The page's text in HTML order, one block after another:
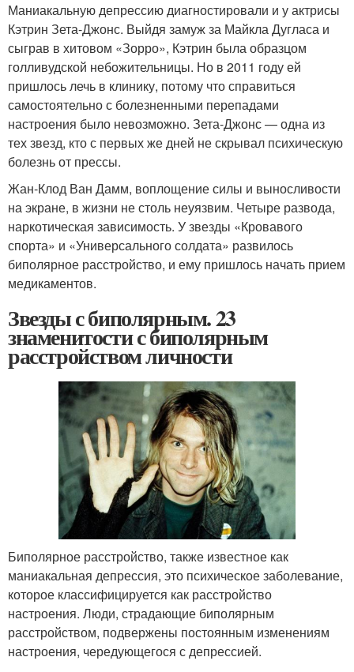
Маниакальную депрессию диагностировали и у актрисы
Кэтрин Зета-Джонс. Выйдя замуж за Майкла Дугласа и
сыграв в хитовом «Зорро», Кэтрин была образцом
голливудской небожительницы. Но в 2011 году ей
пришлось лечь в клинику, потому что справиться
самостоятельно с болезненными перепадами
настроения было невозможно. Зета-Джонс — одна из
тех звезд, кто с первых же дней не скрывал психическую
болезнь от прессы.
Жан-Клод Ван Дамм, воплощение силы и выносливости
на экране, в жизни не столь неуязвим. Четыре развода,
наркотическая зависимость. У звезды «Кровавого
спорта» и «Универсального солдата» развилось
биполярное расстройство, и ему пришлось начать прием
медикаментов.
Звезды с биполярным. 23
знаменитости с биполярным
расстройством личности
Биполярное расстройство, также известное как
маниакальная депрессия, это психическое заболевание,
которое классифицируется как расстройство
настроения. Люди, страдающие биполярным
расстройством, подвержены постоянным изменениям
настроения, чередующегося с депрессией.